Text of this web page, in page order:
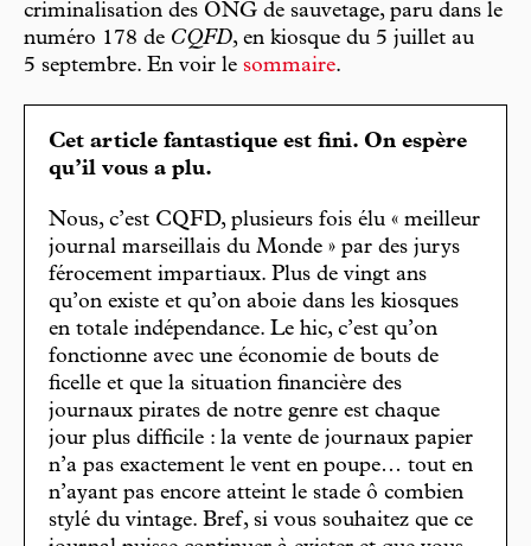
criminalisation des ONG de sauvetage, paru dans le
numéro 178 de CQFD, en kiosque du 5 juillet au
5 septembre. En voir le sommaire.
Cet article fantastique est fini. On espère
qu’il vous a plu.
Nous, c’est CQFD, plusieurs fois élu « meilleur
journal marseillais du Monde » par des jurys
férocement impartiaux. Plus de vingt ans
qu’on existe et qu’on aboie dans les kiosques
en totale indépendance. Le hic, c’est qu’on
fonctionne avec une économie de bouts de
ficelle et que la situation financière des
journaux pirates de notre genre est chaque
jour plus difficile : la vente de journaux papier
n’a pas exactement le vent en poupe… tout en
n’ayant pas encore atteint le stade ô combien
stylé du vintage. Bref, si vous souhaitez que ce